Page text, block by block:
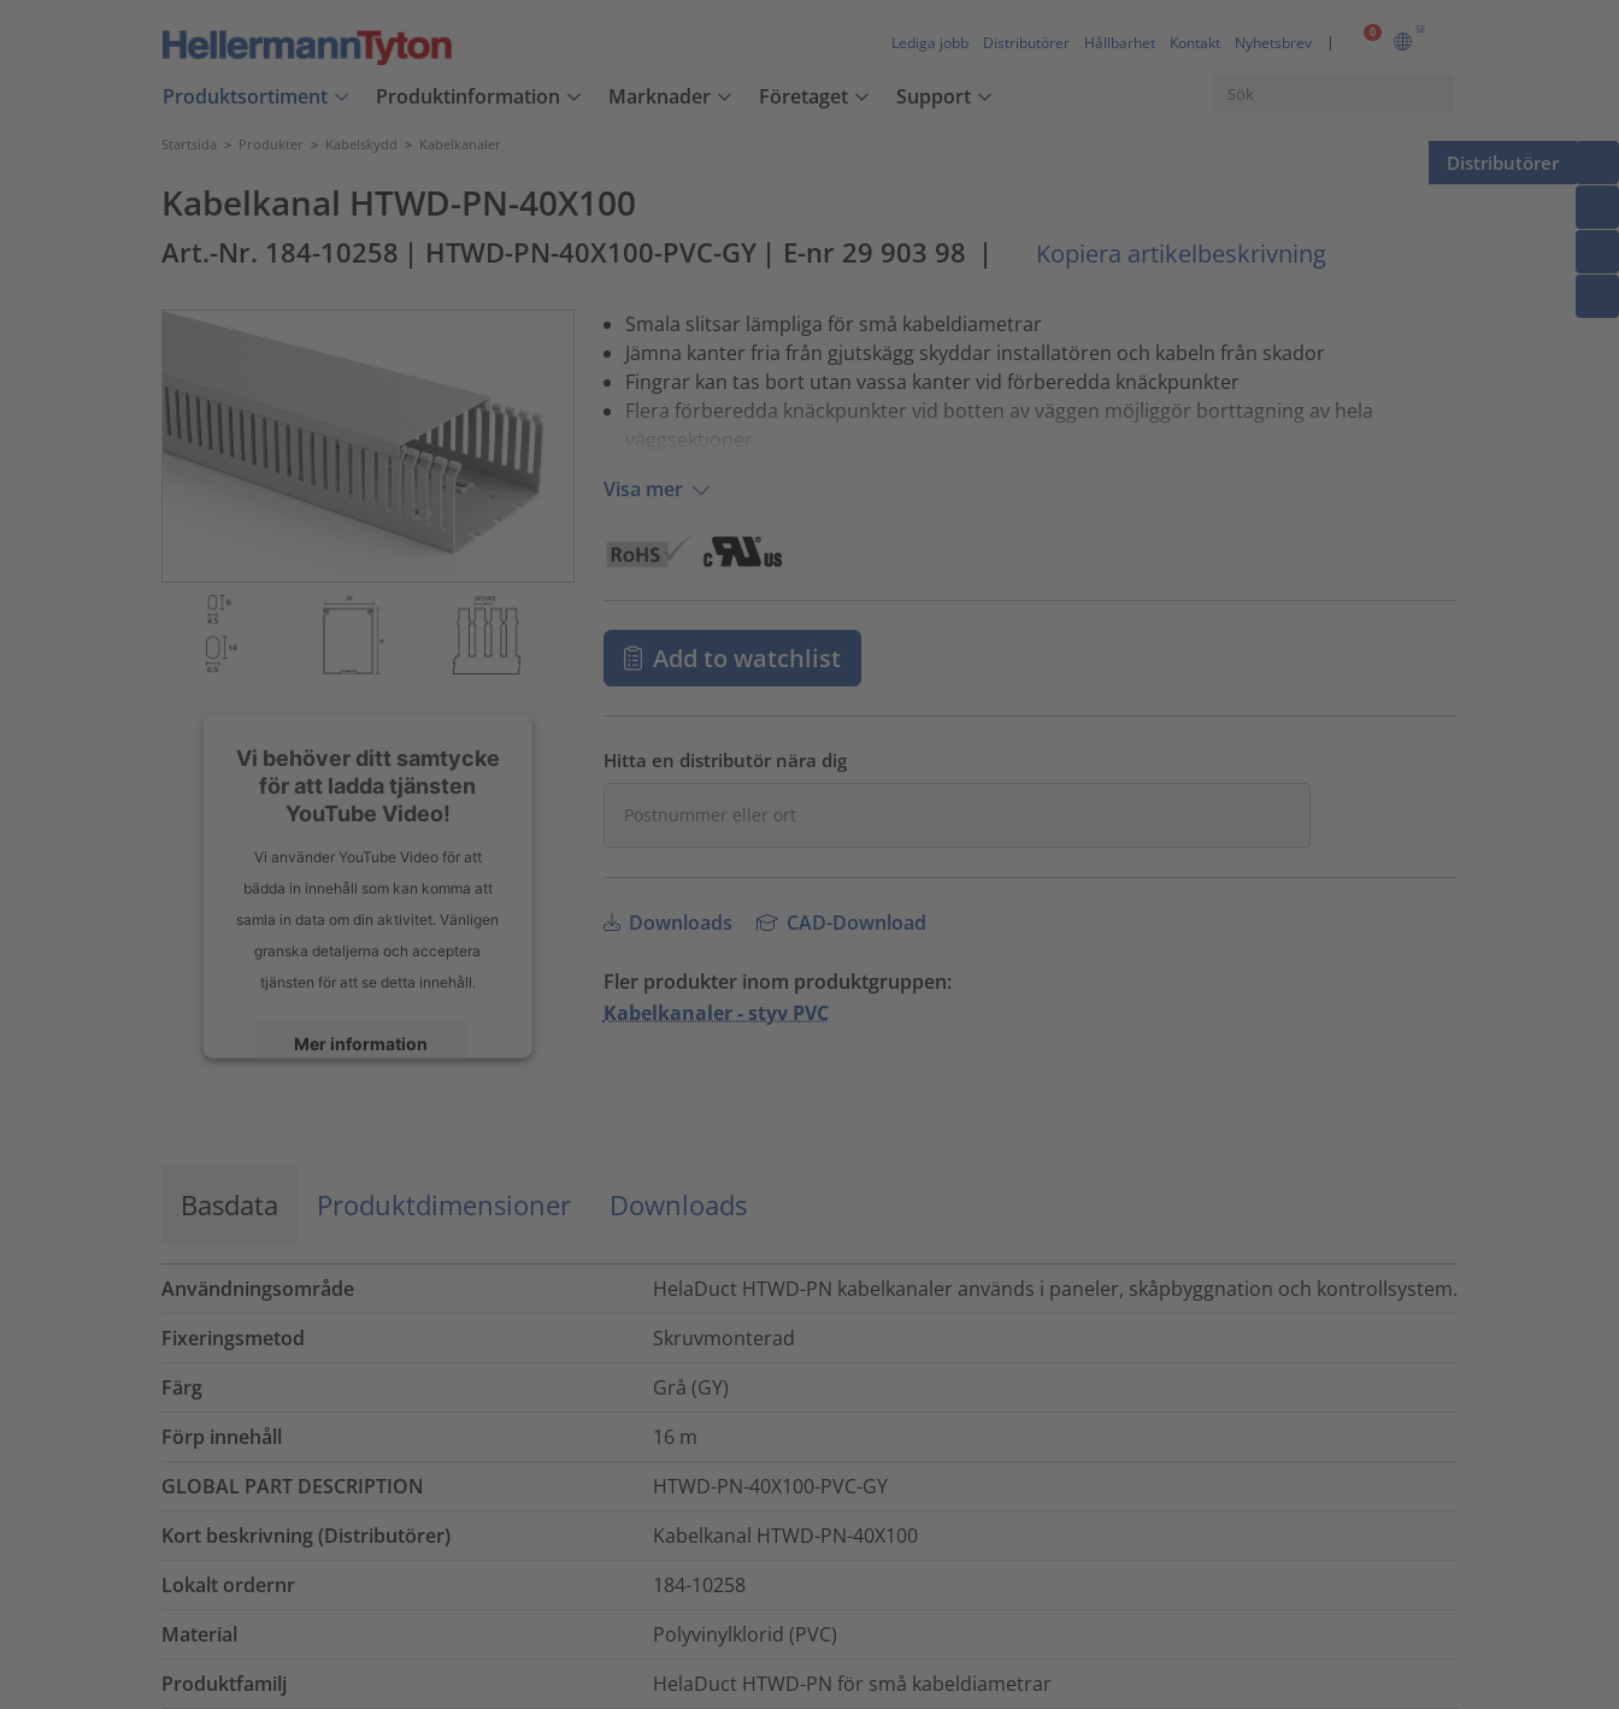
0 SE
Lediga jobb Distributörer Hållbarhet Kontakt Nyhetsbrev
Produktsortiment Produktinformation Marknader Företaget Support
Distributörer
Startsida > Produkter > Kabelskydd > Kabelkanaler
Kabelkanal HTWD-PN-40X100
Art.-Nr. 184-10258 | HTWD-PN-40X100-PVC-GY | E-nr 29 903 98 | Kopiera artikelbeskrivning
Vi behöver ditt samtycke
för att ladda tjänsten
YouTube Video!
Vi använder YouTube Video för att
bädda in innehåll som kan komma att
samla in data om din aktivitet. Vänligen
granska detaljerna och acceptera
tjänsten för att se detta innehåll.
Mer information
Smala slitsar lämpliga för små kabeldiametrar
Jämna kanter fria från gjutskägg skyddar installatören och kabeln från skador
Fingrar kan tas bort utan vassa kanter vid förberedda knäckpunkter
Flera förberedda knäckpunkter vid botten av väggen möjliggör borttagning av hela
Visa mer
Add to watchlist
Hitta en distributör nära dig
Downloads CAD-Download
Fler produkter inom produktgruppen:
Kabelkanaler - styv PVC
Basdata Produktdimensioner Downloads
Användningsområde
HelaDuct HTWD-PN kabelkanaler används i paneler, skåpbyggnation och kontrollsystem.
Fixeringsmetod
Skruvmonterad
Färg
Grå (GY)
Förp innehåll
16 m
GLOBAL PART DESCRIPTION
HTWD-PN-40X100-PVC-GY
Kort beskrivning (Distributörer)
Kabelkanal HTWD-PN-40X100
Lokalt ordernr
184-10258
Material
Polyvinylklorid (PVC)
Produktfamilj
HelaDuct HTWD-PN för små kabeldiametrar